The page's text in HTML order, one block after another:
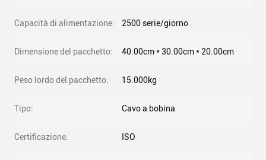
Capacità di alimentazione: 2500 serie/giorno
Dimensione del pacchetto: 40.00cm * 30.00cm * 20.00cm
Peso lordo del pacchetto: 15.000kg
Tipo: Cavo a bobina
Certificazione: ISO